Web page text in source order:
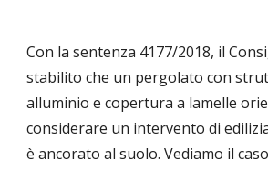
Con la sentenza 4177/2018, il
stabilito che un pergolato con
alluminio e copertura a lamelle
considerare un intervento di
è ancorato al suolo. Vediamo il